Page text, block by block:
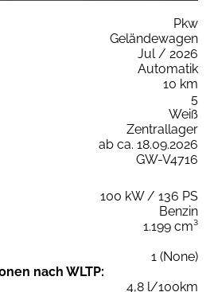
Pkw
Geländewagen
Jul / 2026
Automatik
10 km
5
Weiß
Zentrallager
ab ca. 18.09.2026
GW-V4716
100 kW / 136 PS
Benzin
1.199 cm³
1 (None)
nach WLTP:
4,8 l/100km